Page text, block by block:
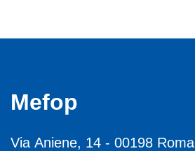
Mefop
Via Aniene, 14 - 00198 Roma